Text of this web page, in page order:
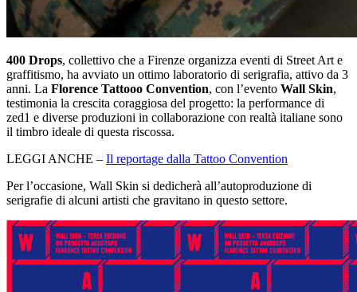
400 Drops, collettivo che a Firenze organizza eventi di Street Art e
graffitismo, ha avviato un ottimo laboratorio di serigrafia, attivo da 3
anni. La Florence Tattooo Convention, con l’evento Wall Skin,
testimonia la crescita coraggiosa del progetto: la performance di
zed1 e diverse produzioni in collaborazione con realtà italiane sono
il timbro ideale di questa riscossa.
LEGGI ANCHE – Il reportage dalla Tattoo Convention
Per l’occasione, Wall Skin si dedicherà all’autoproduzione di
serigrafie di alcuni artisti che gravitano in questo settore.